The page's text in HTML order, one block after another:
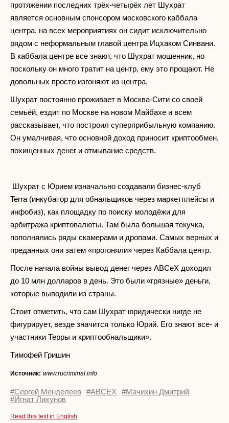
протяжении последних трёх-четырёх лет Шухрат
является основным спонсором московского каббала
центра, на всех мероприятиях он сидит исключительно
рядом с неформальным главой центра Ицхаком Синвани.
В каббала центре все знают, что Шухрат мошенник, но
поскольку он много тратит на центр, ему это прощают. Не
довольных просто изгоняют из центра.
Шухрат постоянно проживает в Москва-Сити со своей
семьёй, ездит по Москве на новом Майбахе и всем
рассказывает, что построил суперприбыльную компанию.
Он умалчивая, что основной доход приносит криптообмен,
похищенных денег и отмывание средств.
Шухрат с Юрием изначально создавали бизнес-клуб
Terra (инкубатор для обнальщиков через маркетплейсы и
инфобиз), как площадку по поиску молодёжи для
арбитража криптовалюты. Там была большая текучка,
пополнялись ряды скамерами и дропами. Самых верных и
преданных они затем «прогоняли» через Каббала центр.
После начала войны вывод денег через ABCeX доходил
до 10 млн долларов в день. Это были «грязные» деньги,
которые выводили из страны.
Стоит отметить, что сам Шухрат юридически нигде не
фигурирует, везде значится только Юрий. Его знают все- и
участники Терры и криптообнальщики».
Тимофей Гришин
Источник: www.rucriminal.info
#Сергей Менделеев #ABCEX #Мачихин Дмитрий
#Игнат Лихунов
Read this text in English